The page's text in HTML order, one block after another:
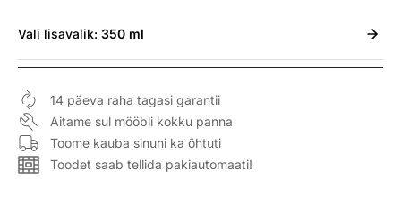
Vali lisavalik: 350 ml
14 päeva raha tagasi garantii
Aitame sul mööbli kokku panna
Toome kauba sinuni ka õhtuti
Toodet saab tellida pakiautomaati!